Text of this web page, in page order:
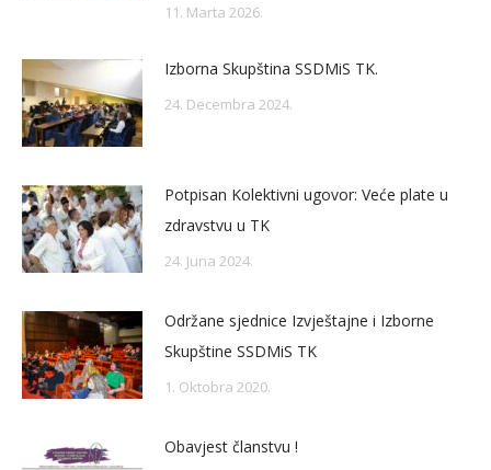
11. Marta 2026.
Izborna Skupština SSDMiS TK.
24. Decembra 2024.
Potpisan Kolektivni ugovor: Veće plate u
zdravstvu u TK
24. Juna 2024.
Održane sjednice Izvještajne i Izborne
Skupštine SSDMiS TK
1. Oktobra 2020.
Obavjest članstvu !